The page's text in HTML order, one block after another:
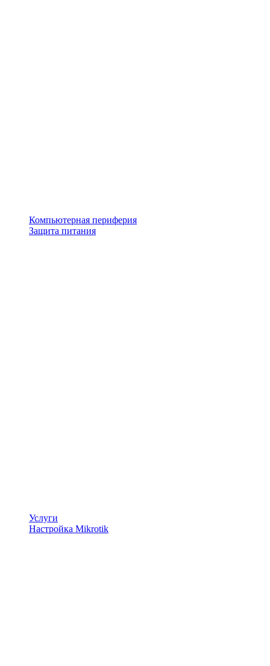
Компьютерная периферия
Защита питания
Услуги
Настройка Mikrotik